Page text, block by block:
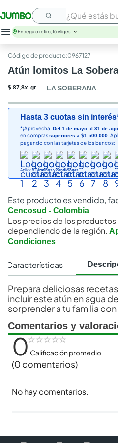
¿Qué estás
Entrega o retiro, tú eliges.
:0967127
Atún lomitos La
$ 87,8x gr LA SOBERANA
Hasta 3 cuotas sin
*¡Aprovecha! Del 1 de mayo al 31 de
en comprassuperiores a $1.500.000.
pagando con las tarjetas de los bancos:
AplicanTérminos y condiciones
Este producto es vendido,
Cencosud - Colombia
Los precios de los
dependiendo de la región.
Condiciones
Características
Prepara deliciosas
incluir este atún en agua
sorprender a tu familia
Comentarios y
☆☆☆☆☆
0Calificación promedio
(0 comentarios)
No hay comentarios.